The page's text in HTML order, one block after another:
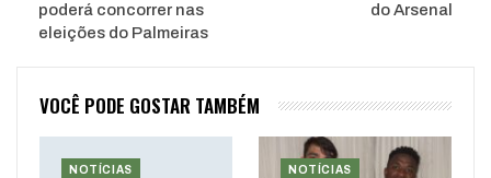
poderá concorrer nas
eleições do Palmeiras
do Arsenal
VOCÊ PODE GOSTAR TAMBÉM
NOTÍCIAS NOTÍCIAS